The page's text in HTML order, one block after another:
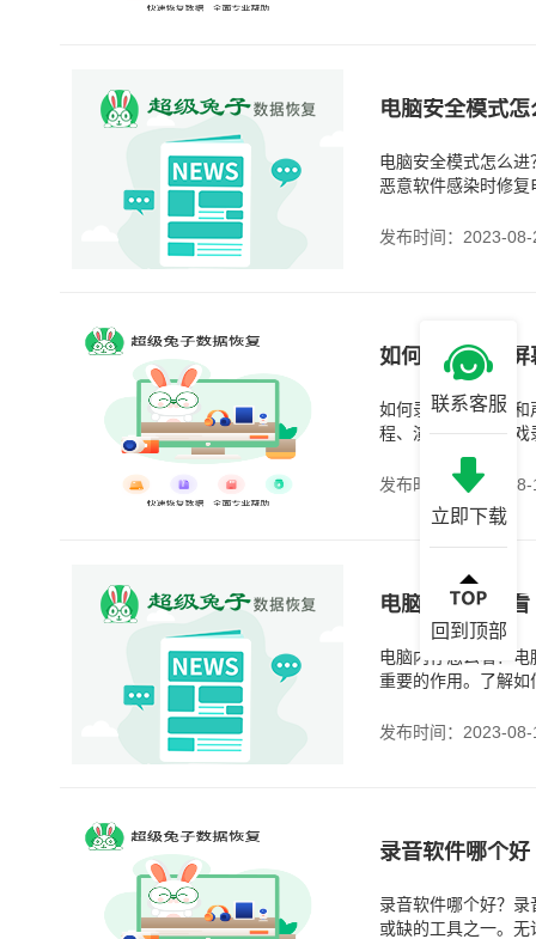
电脑安全模式
电脑安全模式怎么
恶意软件感染时修
发布时间：2023-08-
如何录制电脑屏
如何录制电脑屏幕
程、演示或分享游
屏软件：有许多专
发布时间：2023-08-
电脑内存怎么看
电脑内存怎么看？
重要的作用。了解
发布时间：2023-08-
录音软件哪个好
录音软件哪个好？
或缺的工具之一。
联系客服
立即下载
回到顶部